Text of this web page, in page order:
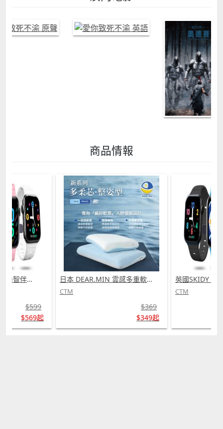
商品情報
英國SKIDY SmartEdu智伴高清流暢五重定位遠控180°旋攝雙向視頻海外適配兒童智能手錶PRO (需訂貨)
$599
$569起
日本 DEAR.MIN 雲感多重軟芯柔托緩壓Peace柔眠枕 (需訂貨)
CTM
$369
$349起
CTM